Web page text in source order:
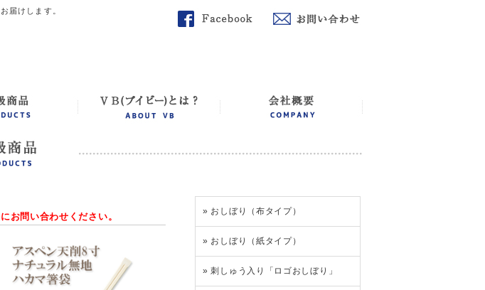
届けします。
お問い合わせください。 » おしぼり（布タイプ）
» おしぼり（紙タイプ）
»刺しゅう入り「ロゴおしぼり」